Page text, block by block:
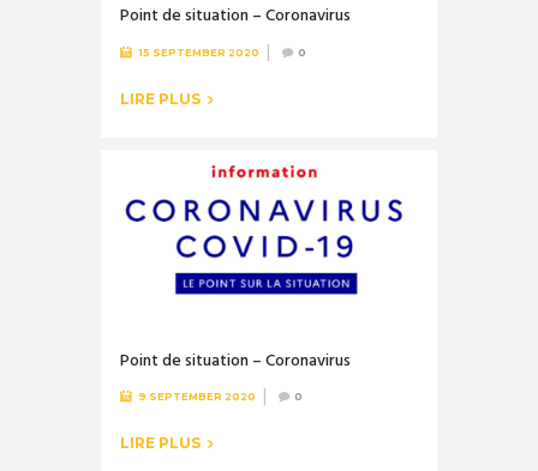
Point de situation – Coronavirus
15 SEPTEMBER 2020 0
LIRE PLUS
Point de situation – Coronavirus
9 SEPTEMBER 2020 0
LIRE PLUS